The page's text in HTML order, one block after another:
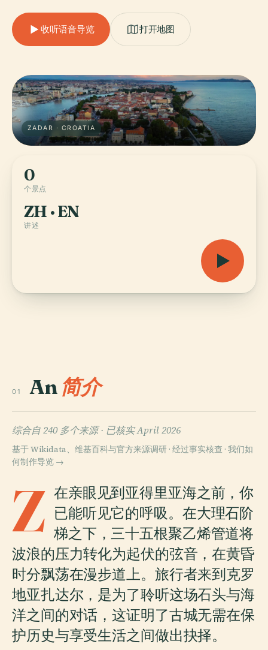
收听语音导览 打开地图
ZADAR · CROATIA
0
个景点
ZH · EN
讲述
01 An 简介
综合自 240 多个来源 · 已核实 April 2026
基于 Wikidata、维基百科与官方来源调研 · 经过事实核查 · 我们如
何制作导览 →
Z 在亲眼见到亚得里亚海之前，你
已能听见它的呼吸。在大理石阶
梯之下，三十五根聚乙烯管道将
波浪的压力转化为起伏的弦音，在黄昏
时分飘荡在漫步道上。旅行者来到克罗
地亚扎达尔，是为了聆听这场石头与海
洋之间的对话，这证明了古城无需在保
护历史与享受生活之间做出抉择。